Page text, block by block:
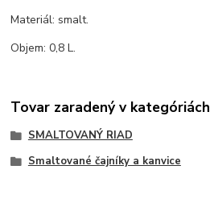
Materiál: smalt.
Objem: 0,8 L.
Tovar zaradený v kategóriách
SMALTOVANÝ RIAD
Smaltované čajníky a kanvice